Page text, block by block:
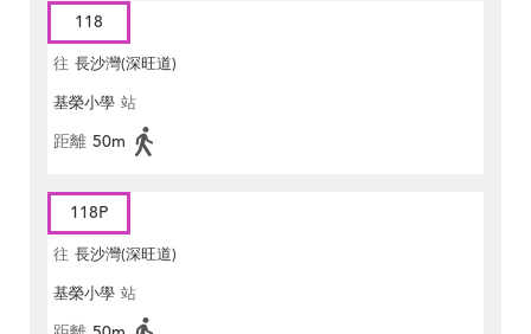
118
往 長沙灣(深旺道)
基榮小學 站
距離 50m
118P
往 長沙灣(深旺道)
基榮小學 站